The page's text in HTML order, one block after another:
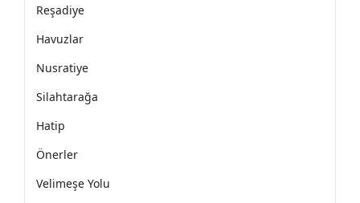
Reşadiye
Havuzlar
Nusratiye
Silahtarağa
Hatip
Önerler
Velimeşe Yolu